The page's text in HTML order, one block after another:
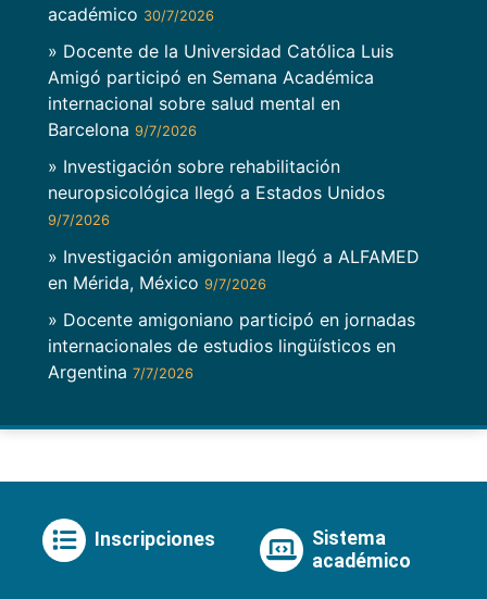
académico 30/7/2026
» Docente de la Universidad Católica Luis
Amigó participó en Semana Académica
internacional sobre salud mental en
Barcelona 9/7/2026
» Investigación sobre rehabilitación
neuropsicológica llegó a Estados Unidos
9/7/2026
» Investigación amigoniana llegó a ALFAMED
en Mérida, México 9/7/2026
» Docente amigoniano participó en jornadas
internacionales de estudios lingüísticos en
Argentina 7/7/2026
Inscripciones
Sistema
académico